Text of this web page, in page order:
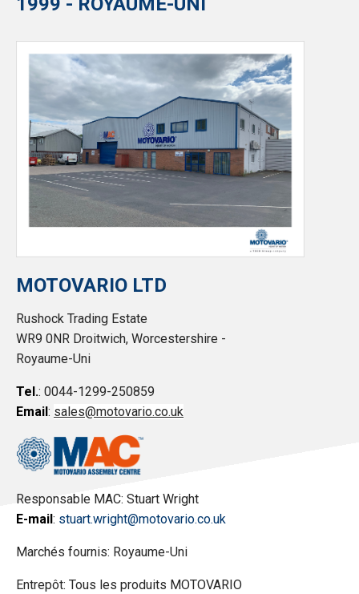
MOTOVARIO LTD
Rushock Trading Estate
WR9 0NR Droitwich, Worcestershire -
Royaume-Uni
Tel.: 0044-1299-250859
Email : sales@motovario.co.uk
Responsable MAC: Stuart Wright
E-mail : stuart.wright@motovario.co.uk
Marchés fournis: ​Royaume-Uni
Entrepôt: Tous les produits MOTOVARIO